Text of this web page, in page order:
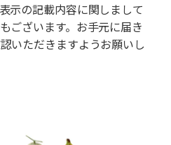
示の記載内容に関しまして
ございます。お手元に届き
いただきますようお願いし